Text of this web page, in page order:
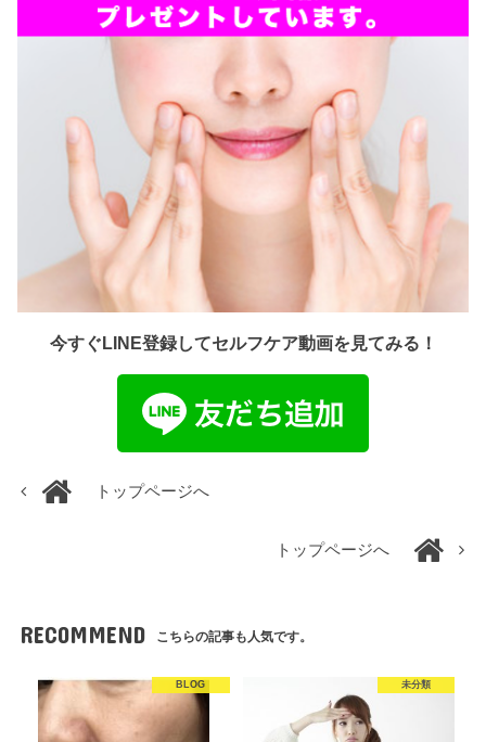
今すぐLINE登録してセルフケア動画を見てみる！
トップページへ
トップページへ
RECOMMEND こちらの記事も人気です。
BLOG 未分類